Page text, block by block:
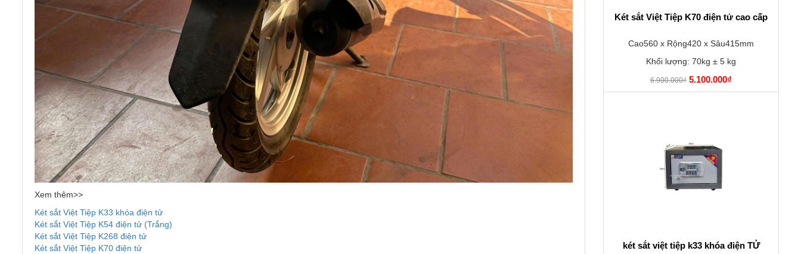
Xem thêm>>
Két sắt Việt Tiệp K33 khóa điện tử
Két sắt Việt Tiệp K54 điện tử (Trắng)
Két sắt Việt Tiệp K268 điện tử
Két sắt Việt Tiệp K70 điện tử
Két sắt Việt Tiệp K70 điện tử cao cấp
Cao560 x Rộng420 x Sâu415mm
Khối lượng: 70kg ± 5 kg
6.900.000₫ 5.100.000₫
két sắt việt tiệp k33 khóa điện TỬ